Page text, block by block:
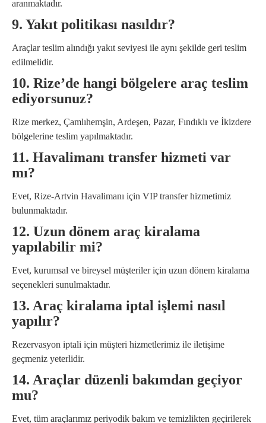
aranmaktadır.
9. Yakıt politikası nasıldır?
Araçlar teslim alındığı yakıt seviyesi ile aynı şekilde geri teslim
edilmelidir.
10. Rize’de hangi bölgelere araç teslim
ediyorsunuz?
Rize merkez, Çamlıhemşin, Ardeşen, Pazar, Fındıklı ve İkizdere
bölgelerine teslim yapılmaktadır.
11. Havalimanı transfer hizmeti var
mı?
Evet, Rize-Artvin Havalimanı için VIP transfer hizmetimiz
bulunmaktadır.
12. Uzun dönem araç kiralama
yapılabilir mi?
Evet, kurumsal ve bireysel müşteriler için uzun dönem kiralama
seçenekleri sunulmaktadır.
13. Araç kiralama iptal işlemi nasıl
yapılır?
Rezervasyon iptali için müşteri hizmetlerimiz ile iletişime
geçmeniz yeterlidir.
14. Araçlar düzenli bakımdan geçiyor
mu?
Evet, tüm araçlarımız periyodik bakım ve temizlikten geçirilerek